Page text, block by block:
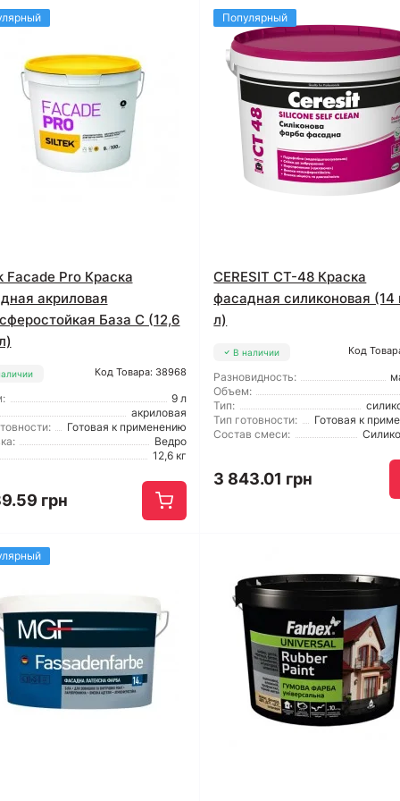
Facade Pro Краска
акриловая
База С (12,6
Код Товара: 38968
9 л
акриловая
Готовая к применению
Ведро
12,6 кг
грн
Популярный
CERESIT CT-48 Краска
фасадная силиконовая (14
л)
В наличии Код
Разновидность:
Объем:
Тип:
Тип готовности:
Готовая к
Состав смеси:
3 843.01 грн